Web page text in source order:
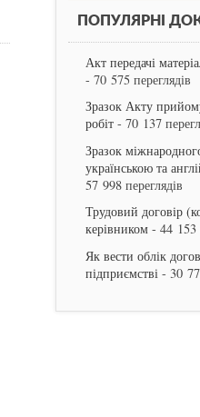
ПОПУЛЯРНІ
Акт передачі
- 70 575 переглядів
Зразок Акту
робіт- 70 137
Зразок
українською та
57 998 переглядів
Трудовий договір
керівником- 44 153
Як вести облік
підприємстві - 30